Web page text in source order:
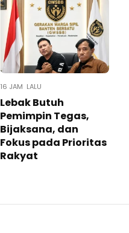
16 JAM LALU
Lebak Butuh
Pemimpin Tegas,
Bijaksana, dan
Fokus pada Prioritas
Rakyat